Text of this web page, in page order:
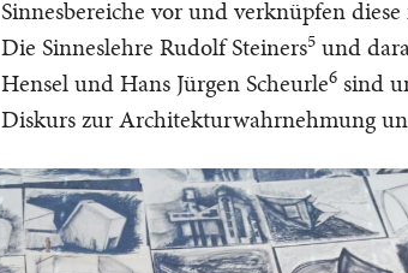
Sinnesbereiche vor und verknüpfen
Die Sinneslehre Rudolf Steiners5 und
Hensel und Hans Jürgen Scheurle6 sind
Diskurs zur Architekturwahrnehmung